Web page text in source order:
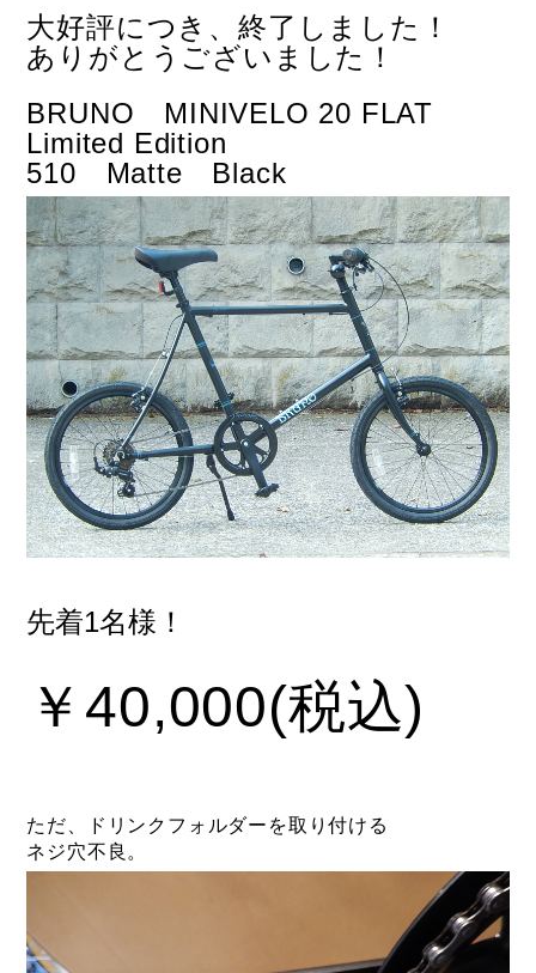
GIOS（ジオス）
MASI（マージ）
PASHLEY（パシュレー）
RITEWAY（ライトウェイ）
tern（ターン）
tern Crest
tern SURGE
tern SURGE PRO
tern SURGE UNO
カスタム ペイント
マルイのかわいいキャップ
大好評につき、終了しました！
ありがとうございました！
BRUNO MINIVELO 20 FLAT
Limited Edition
510 Matte Black
先着1名様！
￥40,000(税込)
ただ、ドリンクフォルダーを取り付ける
ネジ穴不良。